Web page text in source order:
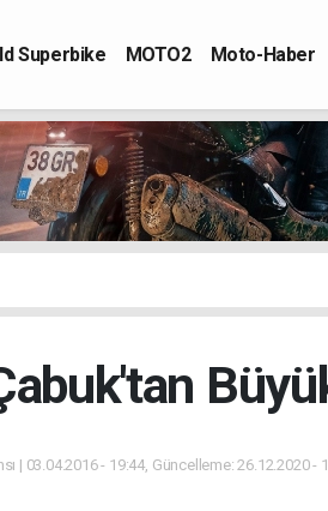
Superbike MOTO2 Moto-Haber
| 03.04.2016 - 19:44, Güncelleme: 26.12.2020 -